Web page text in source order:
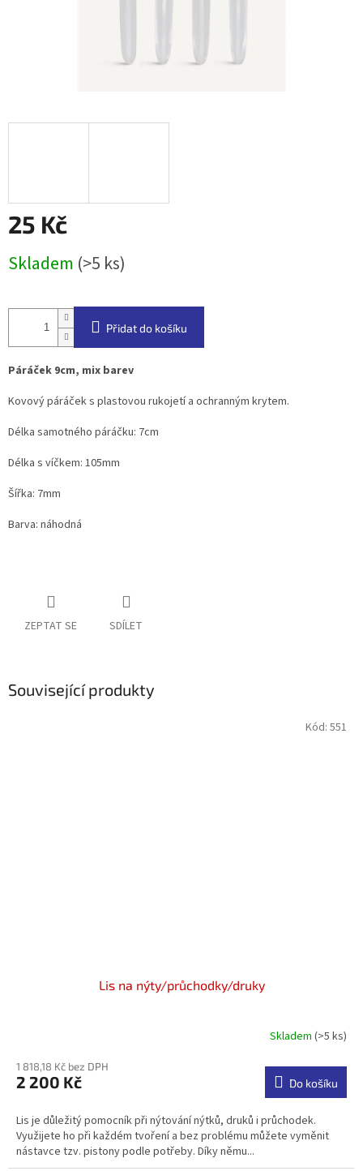
25 Kč
cena:
Skladem (>5 ks)
Přidat do košíku
Páráček 9cm, mix barev
Kovový páráček s plastovou rukojetí a ochranným krytem.
Délka samotného páráčku: 7cm
Délka s víčkem: 105mm
Šířka: 7mm
Barva: náhodná
ZEPTAT SE SDÍLET
Související produkty
Lis na nýty/průchodky/druky
produktu
je
z
5
hvězdiček.
Skladem(>5 ks)
1 818,18 Kč bez DPH
2 200 Kč Do košíku
Lis je důležitý pomocník při nýtování nýtků, druků i průchodek.
Využijete ho při každém tvoření a bez problému můžete vyměnit
nástavce tzv. pistony podle potřeby. Díky němu...
Kód: 551